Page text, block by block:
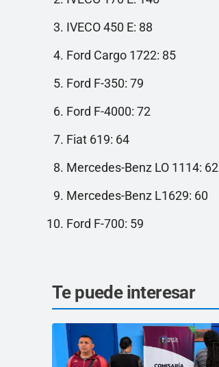
IVECO 450 E: 88
Ford Cargo 1722: 85
Ford F-350: 79
Ford F-4000: 72
Fiat 619: 64
Mercedes-Benz LO 1114: 62
Mercedes-Benz L1629: 60
Ford F-700: 59
Te puede interesar